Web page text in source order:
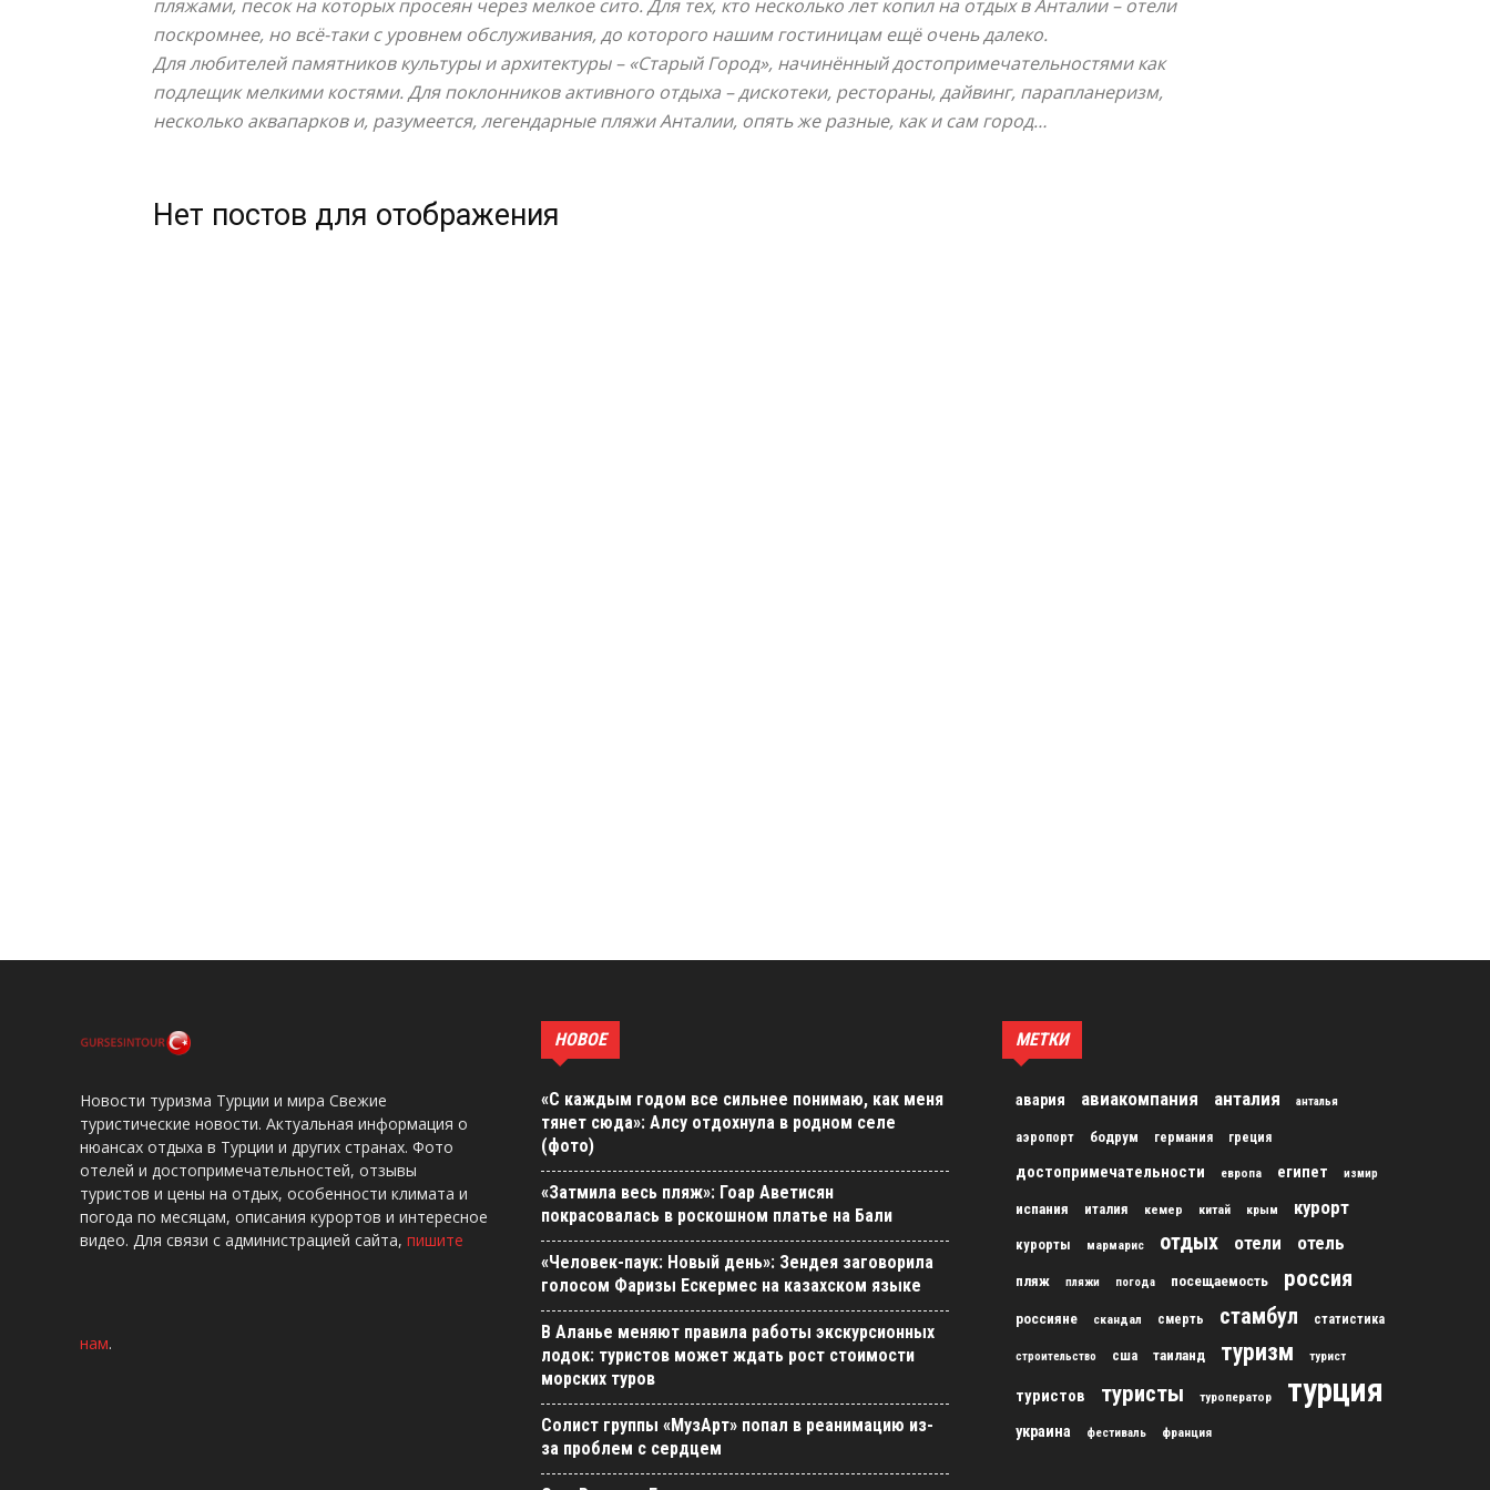
пляжами, песок на которых просеян через мелкое сито. Для тех, кто несколько лет копил на отдых в Анталии – отели
поскромнее, но всё-таки с уровнем обслуживания, до которого нашим гостиницам ещё очень далеко.
Для любителей памятников культуры и архитектуры – «Старый Город», начинённый достопримечательностями как
подлещик мелкими костями. Для поклонников активного отдыха – дискотеки, рестораны, дайвинг, парапланеризм,
несколько аквапарков и, разумеется, легендарные пляжи Анталии, опять же разные, как и сам город…
Нет постов для отображения
Новости туризма Турции и мира Свежие
туристические новости. Актуальная информация о
нюансах отдыха в Турции и других странах. Фото
отелей и достопримечательностей, отзывы
туристов и цены на отдых, особенности климата и
погода по месяцам, описания курортов и интересное
видео. Для связи с администрацией сайта, пишите
нам.
НОВОЕ
«С каждым годом все сильнее понимаю, как меня
тянет сюда»: Алсу отдохнула в родном селе
(фото)
«Затмила весь пляж»: Гоар Аветисян
покрасовалась в роскошном платье на Бали
«Человек-паук: Новый день»: Зендея заговорила
голосом Фаризы Ескермес на казахском языке
В Аланье меняют правила работы экскурсионных
лодок: туристов может ждать рост стоимости
морских туров
Солист группы «МузАрт» попал в реанимацию из-
за проблем с сердцем
МЕТКИ
авария авиакомпания анталия анталья
аэропорт бодрум германия греция
достопримечательности европа египет измир
испания италия кемер китай крым курорт
курорты мармарис отдых отели отель
пляж пляжи погода посещаемость россия
россияне скандал смерть стамбул статистика
строительство сша таиланд туризм турист
туристов туристы туроператор турция
украина фестиваль франция